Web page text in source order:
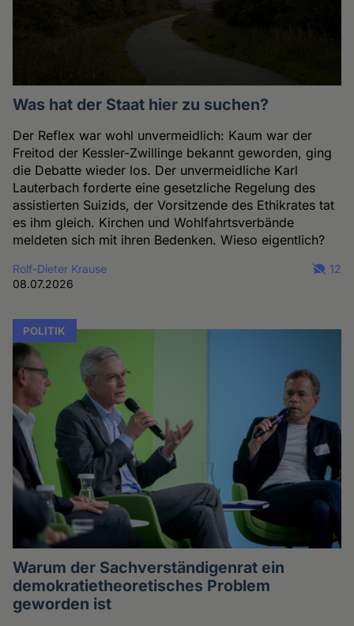
Was hat der Staat hier zu suchen?
Der Reflex war wohl unvermeidlich: Kaum war der
Freitod der Kessler-Zwillinge bekannt geworden, ging
die Debatte wieder los. Der unvermeidliche Karl
Lauterbach forderte eine gesetzliche Regelung des
assistierten Suizids, der Vorsitzende des Ethikrates tat
es ihm gleich. Kirchen und Wohlfahrtsverbände
meldeten sich mit ihren Bedenken. Wieso eigentlich?
Rolf-Dieter Krause
08.07.2026
12
POLITIK
Warum der Sachverständigenrat ein
demokratietheoretisches Problem
geworden ist